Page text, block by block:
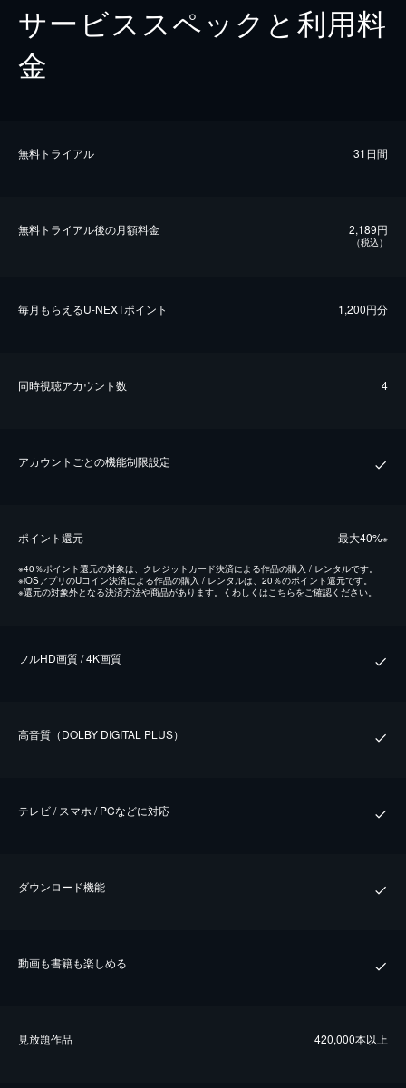
サービススペックと利用料
金
無料トライアル 31日間
無料トライアル後の⽉額料金 2,189円
（税込）
毎⽉もらえるU-NEXTポイント 1,200円分
同時視聴アカウント数 4
アカウントごとの機能制限設定
ポイント還元 最⼤40%※
※40％ポイント還元の対象は、クレジットカード決済による作品の購入 / レンタルです。
※iOSアプリのUコイン決済による作品の購入 / レンタルは、20％のポイント還元です。
※還元の対象外となる決済方法や商品があります。くわしくはこちらをご確認ください。
フルHD画質 / 4K画質
⾼⾳質（DOLBY DIGITAL PLUS）
テレビ / スマホ / PCなどに対応
ダウンロード機能
動画も書籍も楽しめる
⾒放題作品 420,000本以上